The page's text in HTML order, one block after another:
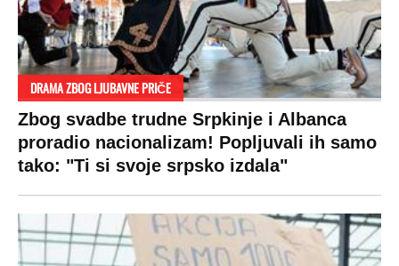
DRAMA ZBOG LJUBAVNE PRIČE
Zbog svadbe trudne Srpkinje i Albanca
proradio nacionalizam! Popljuvali ih samo
tako: "Ti si svoje srpsko izdala"